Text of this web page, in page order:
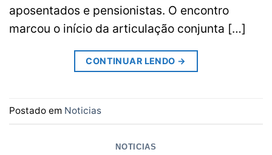
aposentados e pensionistas. O encontro
marcou o início da articulação conjunta […]
CONTINUAR LENDO →
Postado em Noticias
NOTICIAS